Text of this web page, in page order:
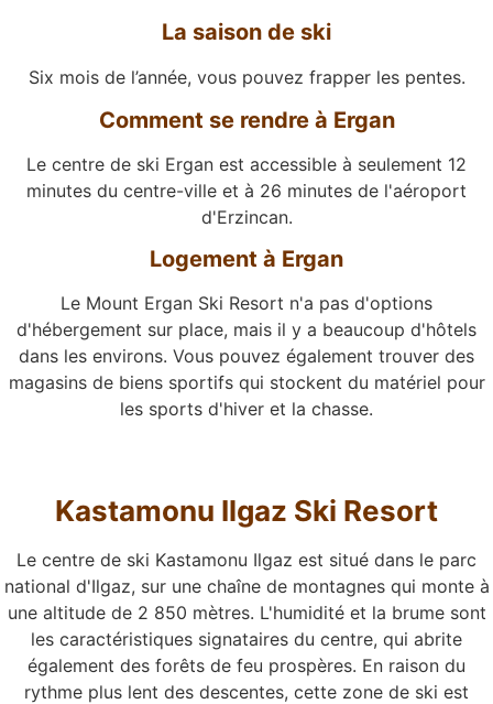
La saison de ski
Six mois de l’année, vous pouvez frapper les pentes.
Comment se rendre à Ergan
Le centre de ski Ergan est accessible à seulement 12
minutes du centre-ville et à 26 minutes de l'aéroport
d'Erzincan.
Logement à Ergan
Le Mount Ergan Ski Resort n'a pas d'options
d'hébergement sur place, mais il y a beaucoup d'hôtels
dans les environs. Vous pouvez également trouver des
magasins de biens sportifs qui stockent du matériel pour
les sports d'hiver et la chasse.
Kastamonu Ilgaz Ski Resort
Le centre de ski Kastamonu Ilgaz est situé dans le parc
national d'Ilgaz, sur une chaîne de montagnes qui monte à
une altitude de 2 850 mètres. L'humidité et la brume sont
les caractéristiques signataires du centre, qui abrite
également des forêts de feu prospères. En raison du
rythme plus lent des descentes, cette zone de ski est